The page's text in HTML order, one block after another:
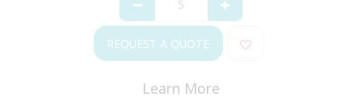
REQUEST A QUOTE
Learn More